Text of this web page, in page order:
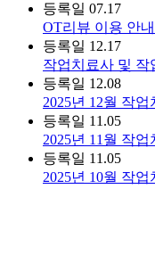
등록일 07.17
OT리뷰 이용 안
등록일 12.17
작업치료사 및 작
등록일 12.08
2025년 12월 작
등록일 11.05
2025년 11월 작
등록일 11.05
2025년 10월 작